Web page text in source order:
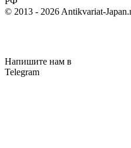
© 2013 - 2026 Antikvariat-
Напишите нам в
Telegram